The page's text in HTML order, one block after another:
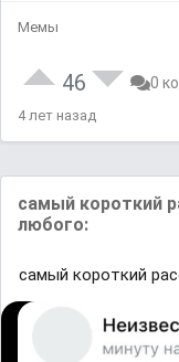
Мемы
46 0
4 лет назад
самый короткий
любого:
самый короткий